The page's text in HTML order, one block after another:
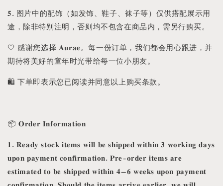
𝟓. 图片中的配饰（如发饰、鞋子、袜子等）仅供搭配展示用
途，除非特别注明，否则均不包含在商品内，需另行购买。
🤍 感谢您选择 𝐀𝐮𝐫𝐚𝐞。每一份订单，我们都会用心跟进，并
期待将美好的童年时光带给每一位小朋友。
🛍️ 下单即表示您已阅读并同意以上购买条款。
📦 𝐎𝐫𝐝𝐞𝐫 𝐈𝐧𝐟𝐨𝐫𝐦𝐚𝐭𝐢𝐨𝐧
𝟏. 𝐑𝐞𝐚𝐝𝐲 𝐬𝐭𝐨𝐜𝐤 𝐢𝐭𝐞𝐦𝐬 𝐰𝐢𝐥𝐥 𝐛𝐞 𝐬𝐡𝐢𝐩𝐩𝐞𝐝 𝐰𝐢𝐭𝐡𝐢𝐧 𝟑 𝐰𝐨𝐫𝐤𝐢𝐧𝐠 𝐝𝐚𝐲𝐬
𝐮𝐩𝐨𝐧 𝐩𝐚𝐲𝐦𝐞𝐧𝐭 𝐜𝐨𝐧𝐟𝐢𝐫𝐦𝐚𝐭𝐢𝐨𝐧. 𝐏𝐫𝐞-𝐨𝐫𝐝𝐞𝐫 𝐢𝐭𝐞𝐦𝐬 𝐚𝐫𝐞
𝐞𝐬𝐭𝐢𝐦𝐚𝐭𝐞𝐝 𝐭𝐨 𝐛𝐞 𝐬𝐡𝐢𝐩𝐩𝐞𝐝 𝐰𝐢𝐭𝐡𝐢𝐧 𝟒–𝟔 𝐰𝐞𝐞𝐤𝐬 𝐮𝐩𝐨𝐧 𝐩𝐚𝐲𝐦𝐞𝐧𝐭